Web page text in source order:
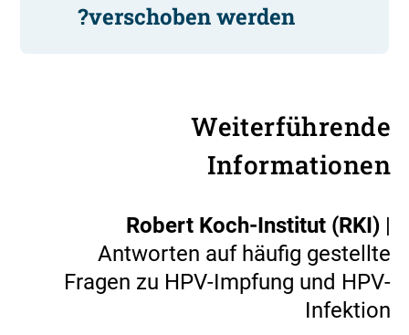
verschoben werden?
Weiterführende
Informationen
Robert Koch-Institut (RKI) |
Antworten auf häufig gestellte
Fragen zu HPV-Impfung und HPV-
Infektion